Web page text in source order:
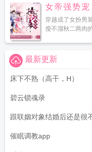
女帝强势宠
穿越成了女扮男
瘦不溜秋二两肉
最新更新
床下不熟（高干，H）
碧云锁魂录
跟联姻对象结婚后还是很
催眠调教app